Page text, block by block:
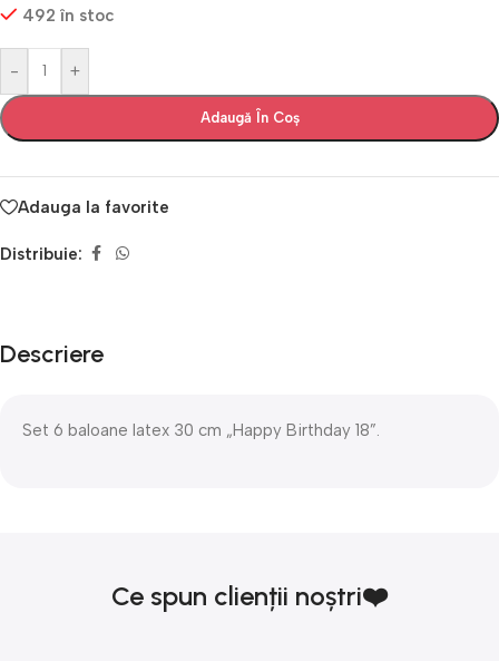
492 în stoc
- +
Adaugă În Coș
Adauga la favorite
Distribuie:
Descriere
Set 6 baloane latex 30 cm „Happy Birthday 18”.
Ce spun clienții noștri❤️